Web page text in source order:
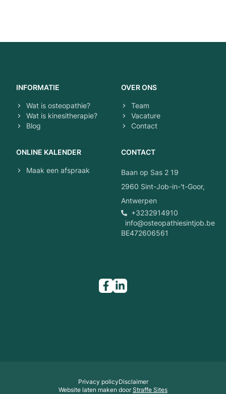
Bezoek ons op sociale media
INFORMATIE
Wat is osteopathie?
Wat is kinesitherapie?
Blog
OVER ONS
Team
Vacature
Contact
ONLINE KALENDER
Maak een afspraak
CONTACT
Baan op Sas 2 19
2960 Sint-Job-in-'t-Goor,
Antwerpen
+3232914910
info@osteopathiesintjob.be
BE472606561
Wettelijke informatie
Privacy policyDisclaimer
Website laten maken doorStraffe Sites